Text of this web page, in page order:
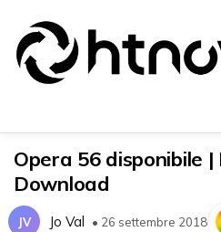
Opera 56 disponibile
Download
JV Jo Val • 26 settembre 2018